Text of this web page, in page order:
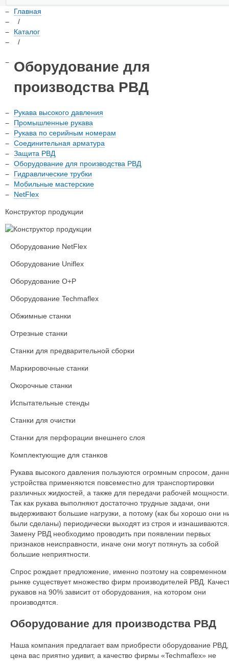
Главная
/
Каталог
/
Оборудование для
производства РВД
Рукава высокого давления
Промышленные рукава
Рукава по серийным номерам
Соединительная арматура
Защита РВД
Оборудование для производства РВД
Гидравлические трубки
Мобильные мастерские
NetFlex
Конструктор продукции
Оборудование NetFlex
Оборудование Uniflex
Оборудование O+P
Оборудование Techmaflex
Обжимные станки
Отрезные станки
Станки для предварительной сборки
Маркировочные станки
Окорочные станки
Испытательные стенды
Станки для очистки
Станки для перфорации внешнего слоя
Комплектующие для станков
Рукава высокого давления пользуются огромным спросом,
устройства применяются повсеместно для транспортировки
различных жидкостей, а также для передачи рабочей мощности.
Так как рукава выполняют достаточно трудные задачи, они
выдерживают большие нагрузки, а потому (как бы хорошо они
были сделаны) периодически выходят из строя и изнашиваются.
Замену РВД необходимо проводить при появлении первых
признаков неисправности, иначе они могут потянуть за собой
большие неприятности.
Спрос рождает предложение, именно поэтому на современном
рынке существует множество фирм производителей РВД.
рукавов на 90% зависит от оборудования, на котором они
производятся.
Оборудование для производства РВД
Наша компания предлагает вам приобрести оборудование РВД,
цена вас приятно удивит, а качество фирмы «Techmaflex» не